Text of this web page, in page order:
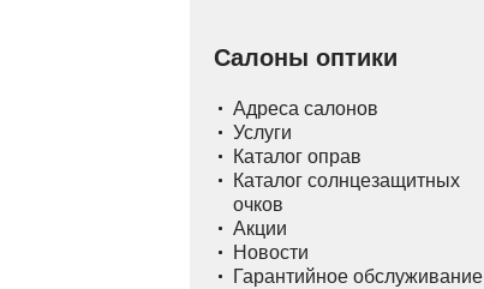
Салоны оптики
Адреса салонов
Услуги
Каталог оправ
Каталог солнцезащитных
очков
Акции
Новости
Гарантийное обслуживание